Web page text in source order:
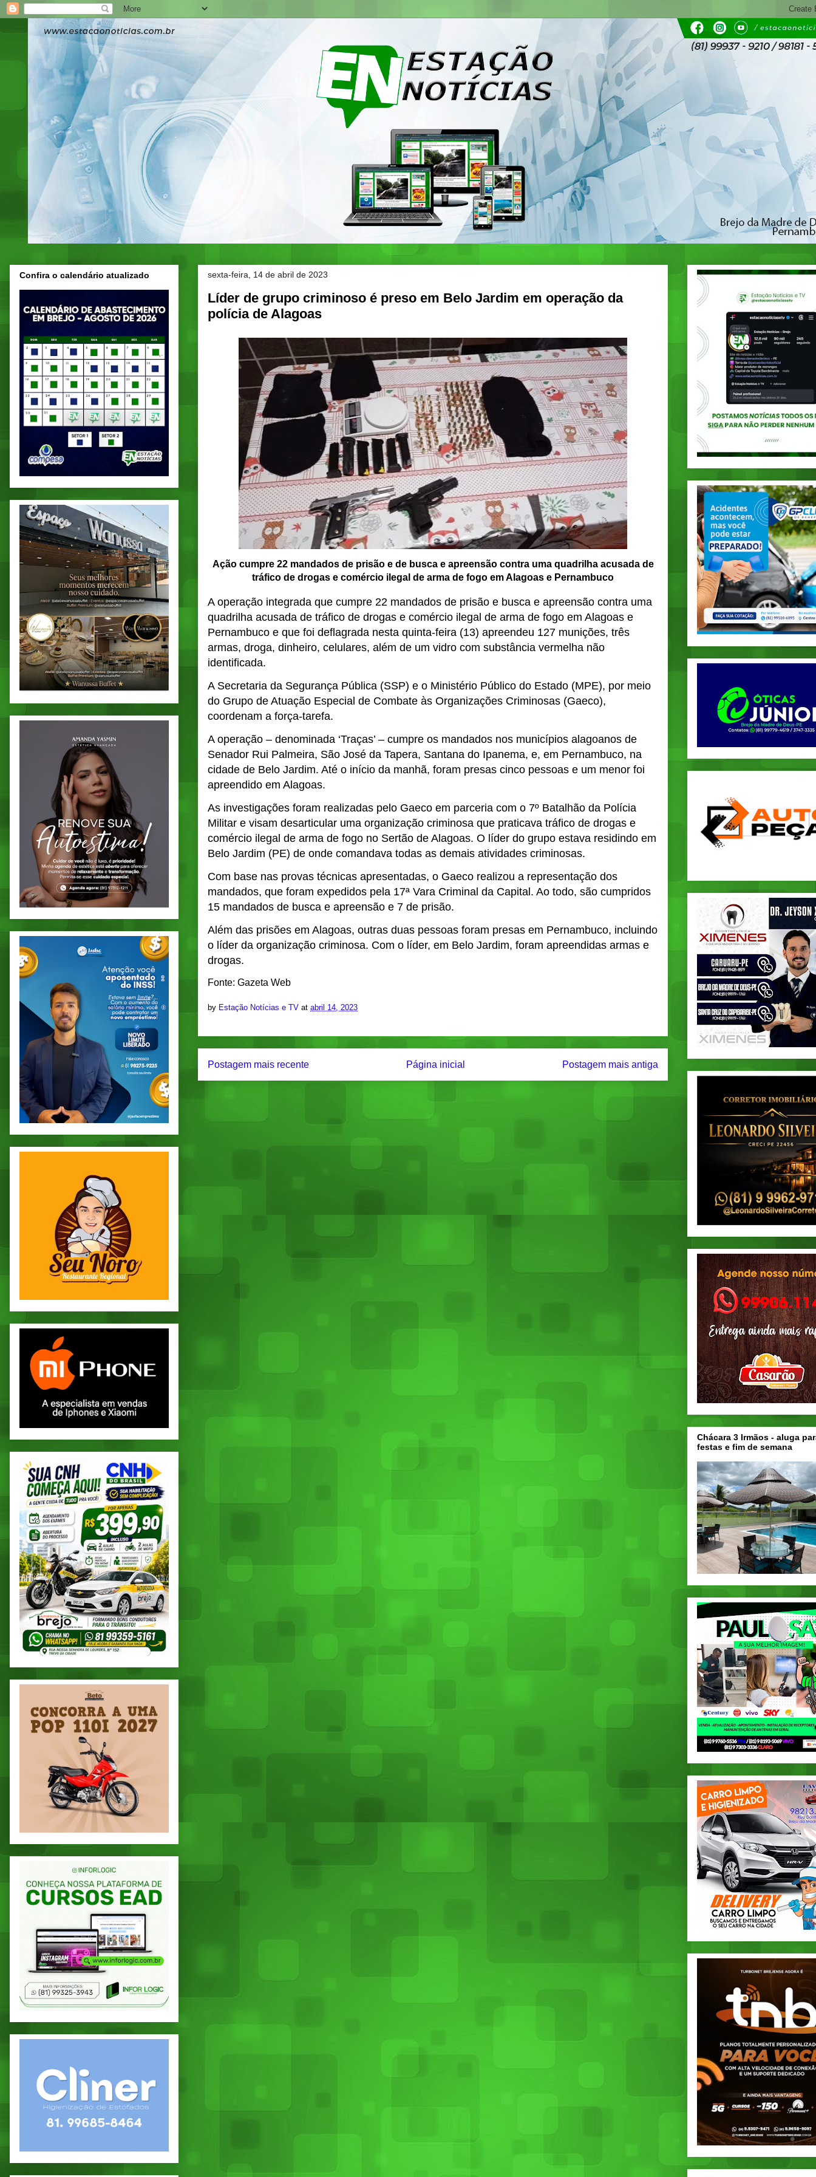
sexta-feira, 14 de abril de 2023
Líder de grupo criminoso é preso em Belo Jardim em operação da
polícia de Alagoas
Ação cumpre 22 mandados de prisão e de busca e apreensão contra uma quadrilha acusada de
tráfico de drogas e comércio ilegal de arma de fogo em Alagoas e Pernambuco
A operação integrada que cumpre 22 mandados de prisão e busca e apreensão contra uma
quadrilha acusada de tráfico de drogas e comércio ilegal de arma de fogo em Alagoas e
Pernambuco e que foi deflagrada nesta quinta-feira (13) apreendeu 127 munições, três
armas, droga, dinheiro, celulares, além de um vidro com substância vermelha não
identificada.
A Secretaria da Segurança Pública (SSP) e o Ministério Público do Estado (MPE), por meio
do Grupo de Atuação Especial de Combate às Organizações Criminosas (Gaeco),
coordenam a força-tarefa.
A operação – denominada ‘Traças’ – cumpre os mandados nos municípios alagoanos de
Senador Rui Palmeira, São José da Tapera, Santana do Ipanema, e, em Pernambuco, na
cidade de Belo Jardim. Até o início da manhã, foram presas cinco pessoas e um menor foi
apreendido em Alagoas.
As investigações foram realizadas pelo Gaeco em parceria com o 7º Batalhão da Polícia
Militar e visam desarticular uma organização criminosa que praticava tráfico de drogas e
comércio ilegal de arma de fogo no Sertão de Alagoas. O líder do grupo estava residindo em
Belo Jardim (PE) de onde comandava todas as demais atividades criminosas.
Com base nas provas técnicas apresentadas, o Gaeco realizou a representação dos
mandados, que foram expedidos pela 17ª Vara Criminal da Capital. Ao todo, são cumpridos
15 mandados de busca e apreensão e 7 de prisão.
Além das prisões em Alagoas, outras duas pessoas foram presas em Pernambuco, incluindo
o líder da organização criminosa. Com o líder, em Belo Jardim, foram apreendidas armas e
drogas.
Fonte: Gazeta Web
by Estação Notícias e TV at abril 14, 2023
Postagem mais recente Postagem mais antiga
Página inicial
Confira o calendário atualizado
Chácara 3 Irmãos - aluga
festas e fim de semana